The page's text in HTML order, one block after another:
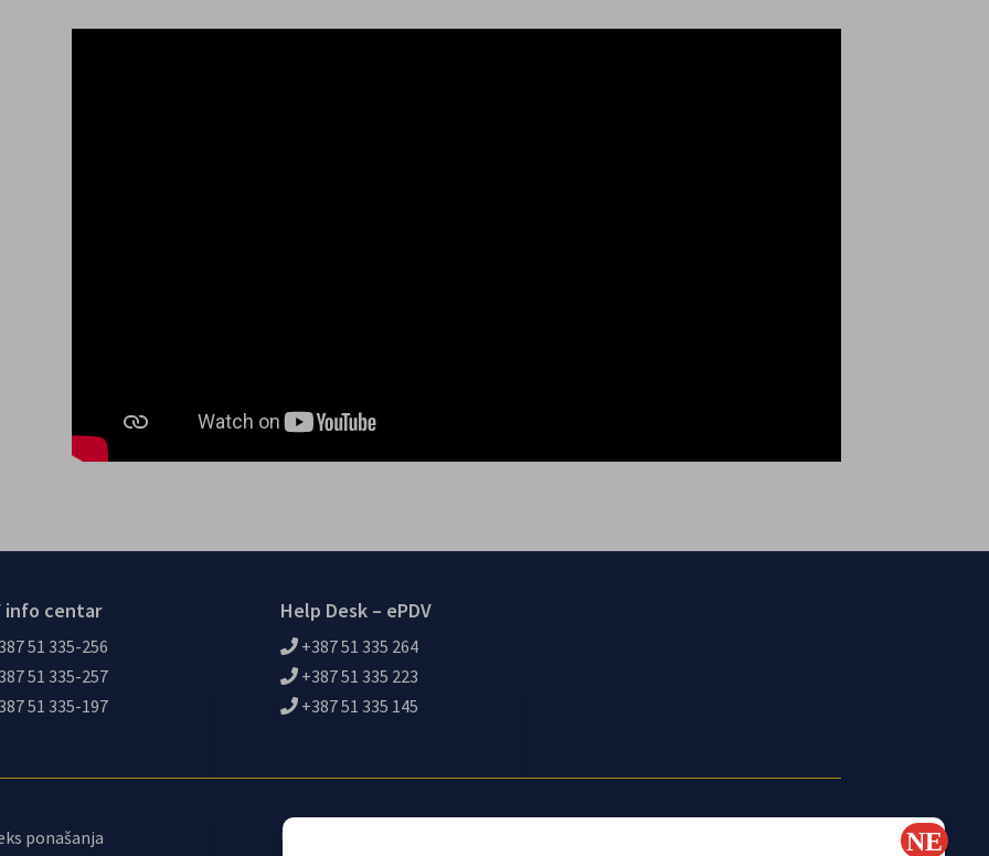
info centar
51 335-256
51 335-257
51 335-197
Help Desk – ePDV
+387 51 335 264
+387 51 335 223
+387 51 335 145
ponašanja
Upravni odbor